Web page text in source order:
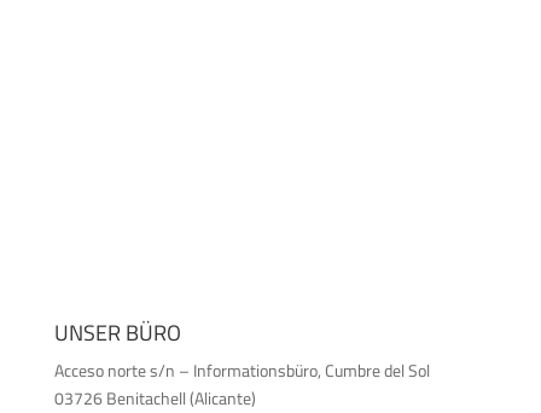
UNSER BÜRO
Acceso norte s/n – Informationsbüro, Cumbre del Sol
03726 Benitachell (Alicante)